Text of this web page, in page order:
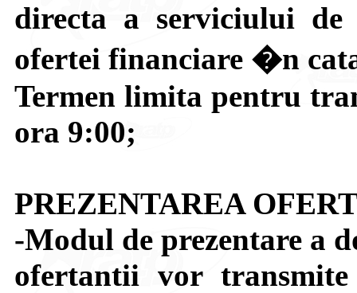
directa a serviciului de
ofertei financiare �n
Termen limita pentru
ora 9:00;
PREZENTAREA
-Modul de prezentare a
ofertantii vor